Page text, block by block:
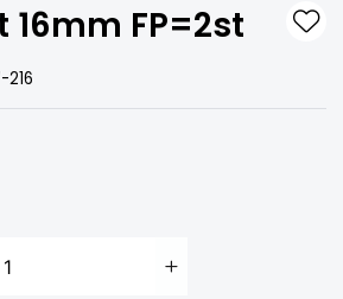
16mm FP=2st
216